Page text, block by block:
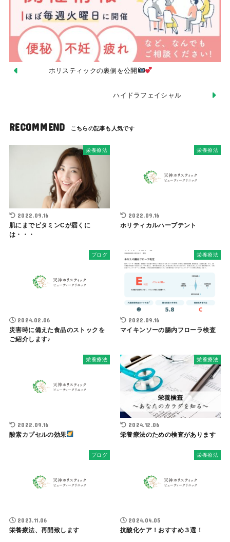
ホリスティックの裏側を公開
ハイドラフェイシャル
RECOMMEND
栄養療法
2022.09.16
肌にまでビタミンCが届くに
は・・・
栄養療法
2022.09.16
ホリティカルハーブテント
ブログ
2024.02.06
災害時に備えた食品のストックを
ご紹介します♪
栄養療法
2022.09.16
マイキンソーの腸内フローラ検査
栄養療法
2022.09.16
酸素カプセルの効果
栄養療法
2024.12.06
栄養療法のための検査があります
ブログ
2023.11.06
栄養療法、再開致します
栄養療法
2024.04.05
抗酸化ケア！おすすめ３選！